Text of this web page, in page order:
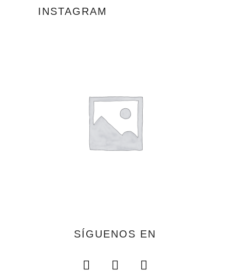
INSTAGRAM
SÍGUENOS EN